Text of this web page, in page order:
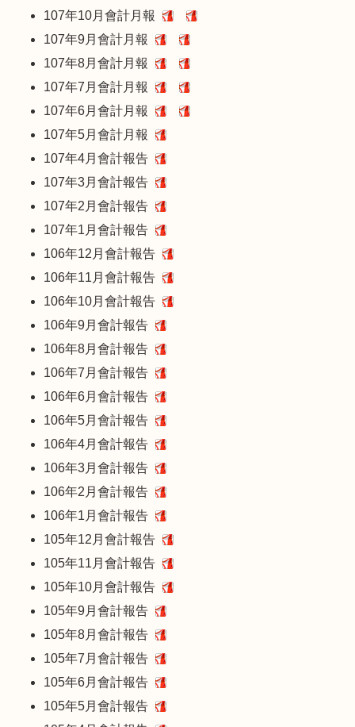
107年10月會計月報
107年9月會計月報
107年8月會計月報
107年7月會計月報
107年6月會計月報
107年5月會計月報
107年4月會計報告
107年3月會計報告
107年2月會計報告
107年1月會計報告
106年12月會計報告
106年11月會計報告
106年10月會計報告
106年9月會計報告
106年8月會計報告
106年7月會計報告
106年6月會計報告
106年5月會計報告
106年4月會計報告
106年3月會計報告
106年2月會計報告
106年1月會計報告
105年12月會計報告
105年11月會計報告
105年10月會計報告
105年9月會計報告
105年8月會計報告
105年7月會計報告
105年6月會計報告
105年5月會計報告